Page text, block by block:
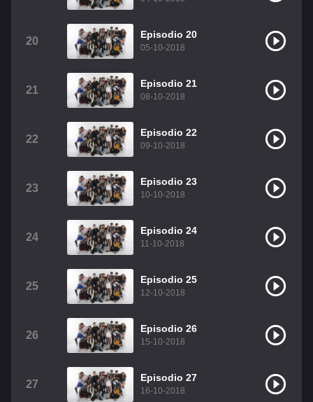
20
Episodio 20
05-10-2018
21
Episodio 21
08-10-2018
22
Episodio 22
09-10-2018
23
Episodio 23
10-10-2018
24
Episodio 24
11-10-2018
25
Episodio 25
12-10-2018
26
Episodio 26
15-10-2018
27
Episodio 27
16-10-2018